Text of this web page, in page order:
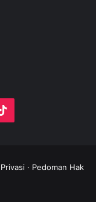
· Pedoman Hak